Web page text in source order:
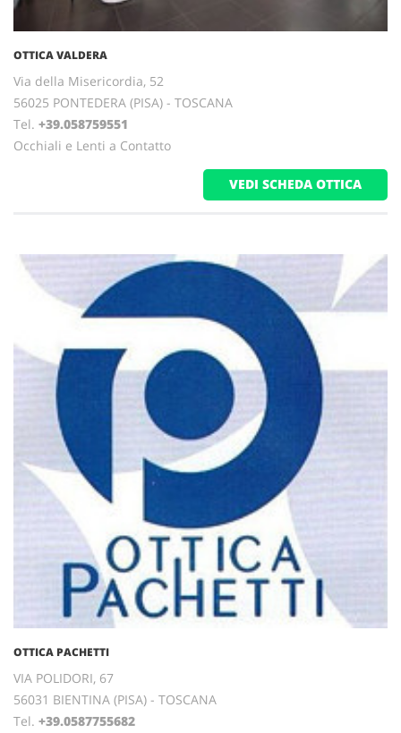
OTTICA VALDERA
Via della Misericordia, 52
56025 PONTEDERA (PISA) - TOSCANA
Tel. +39.058759551
Occhiali e Lenti a Contatto
VEDI SCHEDA OTTICA
OTTICA PACHETTI
VIA POLIDORI, 67
56031 BIENTINA (PISA) - TOSCANA
Tel. +39.0587755682